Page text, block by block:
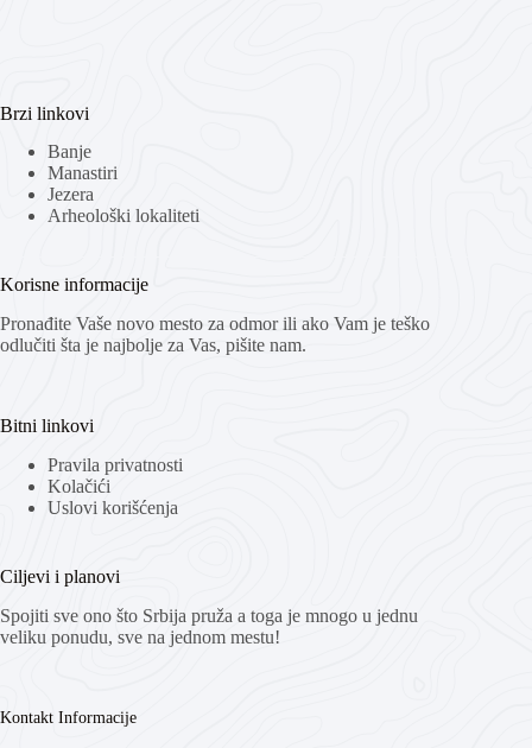
Brzi linkovi
Banje
Manastiri
Jezera
Arheološki lokaliteti
Korisne informacije
Pronađite Vaše novo mesto za odmor ili ako Vam je teško
odlučiti šta je najbolje za Vas, pišite nam.
Bitni linkovi
Pravila privatnosti
Kolačići
Uslovi korišćenja
Ciljevi i planovi
Spojiti sve ono što Srbija pruža a toga je mnogo u jednu
veliku ponudu, sve na jednom mestu!
Kontakt Informacije